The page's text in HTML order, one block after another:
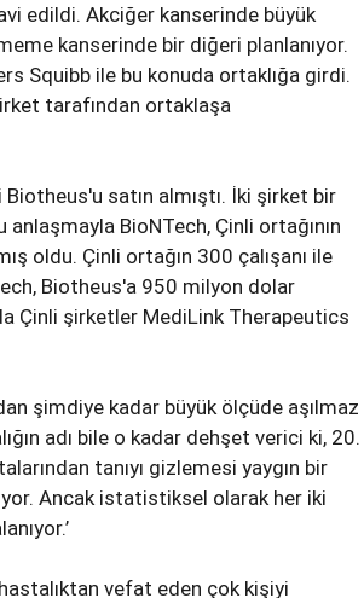
edildi. Akciğer kanserinde büyük
kanserinde bir diğeri planlanıyor.
Squibb ile bu konuda ortaklığa girdi.
tarafından ortaklaşa
satın almıştı. İki şirket bir
BioNTech, Çinli ortağının
oldu. Çinli ortağın 300 çalışanı ile
Biotheus'a 950 milyon dolar
Çinli şirketler MediLink Therapeutics
şimdiye kadar büyük ölçüde aşılmaz
adı bile o kadar dehşet verici ki, 20.
tanıyı gizlemesi yaygın bir
Ancak istatistiksel olarak her iki
vefat eden çok kişiyi